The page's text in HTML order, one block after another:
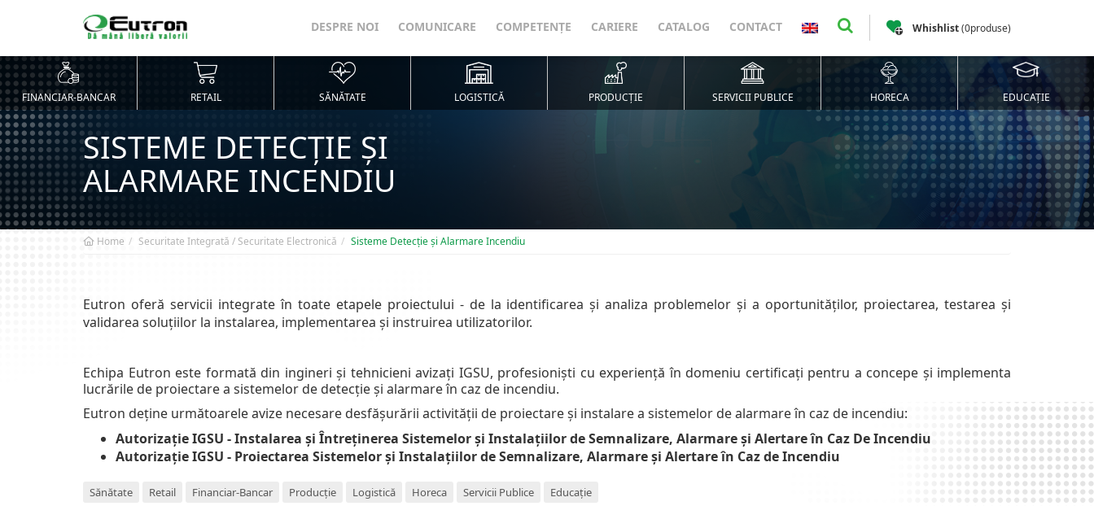
Whishlist(0produse)
DESPRE NOI COMUNICARE COMPETENȚE CARIERE CATALOG CONTACT
FINANCIAR-BANCAR RETAIL SĂNĂTATE LOGISTICĂ PRODUCȚIE SERVICII PUBLICE HORECA EDUCAȚIE
SISTEME DETECȚIE ȘI
ALARMARE INCENDIU
Home Securitate Integrată / Securitate Electronică Sisteme Detecție și Alarmare Incendiu
Eutron oferă servicii integrate în toate etapele proiectului - de la identificarea și analiza problemelor și a oportunităților, proiectarea, testarea și
validarea soluțiilor la instalarea, implementarea și instruirea utilizatorilor.
Echipa Eutron este formată din ingineri și tehnicieni avizați IGSU, profesioniști cu experiență în domeniu certificați pentru a concepe și implementa
lucrările de proiectare a sistemelor de detecție și alarmare în caz de incendiu.
Eutron deține următoarele avize necesare desfășurării activității de proiectare și instalare a sistemelor de alarmare în caz de incendiu:
Autorizație IGSU - Instalarea și Întreținerea Sistemelor și Instalațiilor de Semnalizare, Alarmare și Alertare în Caz De Incendiu
Autorizație IGSU - Proiectarea Sistemelor și Instalațiilor de Semnalizare, Alarmare și Alertare în Caz de Incendiu
Sănătate Retail Financiar-Bancar Producție Logistică Horeca Servicii Publice Educație